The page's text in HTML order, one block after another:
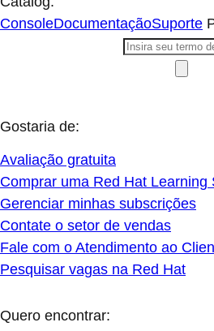
ConsoleDocumentaçãoSuporte
Gostaria de:
Avaliação gratuita
Comprar uma Red Hat Learning
Gerenciar minhas subscrições
Contate o setor de vendas
Fale com o Atendimento ao
Pesquisar vagas na Red Hat
Quero encontrar: